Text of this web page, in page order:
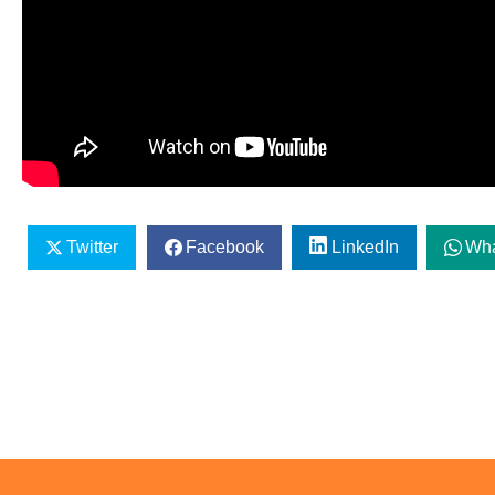
Twitter Facebook LinkedIn